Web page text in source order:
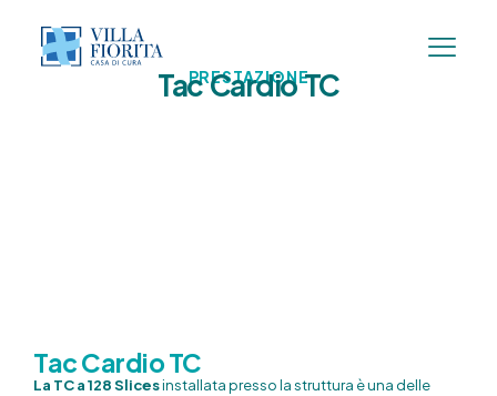
PRESTAZIONE
Tac Cardio TC
Tac Cardio TC
La TC a 128 Slicesinstallata presso la struttura è una delle